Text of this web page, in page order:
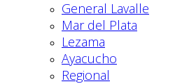
General Lavalle
Mar del Plata
Lezama
Ayacucho
Regional